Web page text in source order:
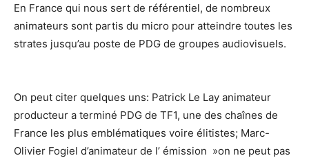
En France qui nous sert de référentiel, de nombreux
animateurs sont partis du micro pour atteindre toutes les
strates jusqu’au poste de PDG de groupes audiovisuels.
On peut citer quelques uns: Patrick Le Lay animateur
producteur a terminé PDG de TF1, une des chaînes de
France les plus emblématiques voire élitistes; Marc-
Olivier Fogiel d’animateur de l’ émission »on ne peut pas